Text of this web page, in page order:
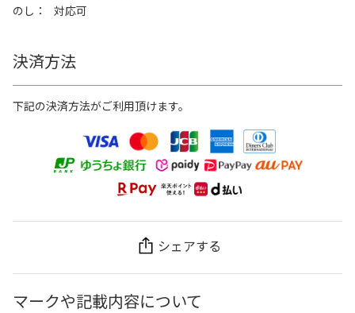
のし
対応可
決済方法
下記の決済方法がご利用頂けます。
シェアする
マークや記載内容について